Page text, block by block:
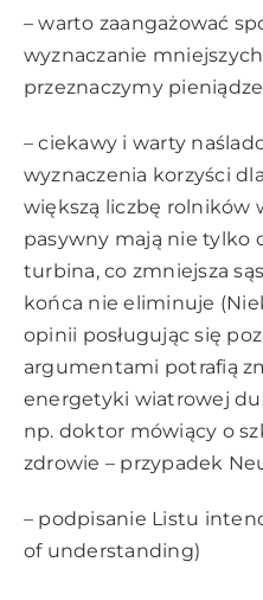
– warto zaangażować
wyznaczanie
przeznaczymy
– ciekawy i warty
wyznaczenia korzyści
większą liczbę rolników
pasywny mają nie tylko
turbina, co zmniejsza
końca nie eliminuje
opinii posługując się
argumentami potrafią
energetyki wiatrowej
np. doktor mówiący o
zdrowie – przypadek
– podpisanie Listu
of understanding)